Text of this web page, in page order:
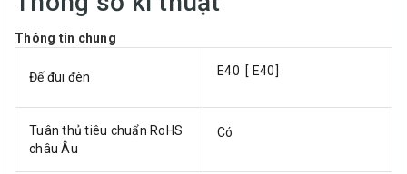
Thông tin chung
Đế đui đèn E40 [ E40]
Tuân thủ tiêu chuẩn RoHS
châu Âu
Có